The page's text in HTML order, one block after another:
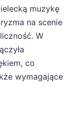
muzykę
na scenie
W
co
wymagające